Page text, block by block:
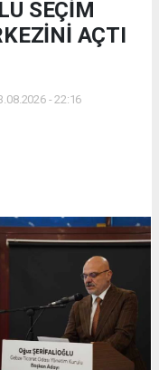
SEÇİM
AÇTI
- 22:16